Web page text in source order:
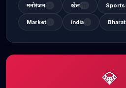
मनोरंजन खेल Sports
Market india Bharat
💎